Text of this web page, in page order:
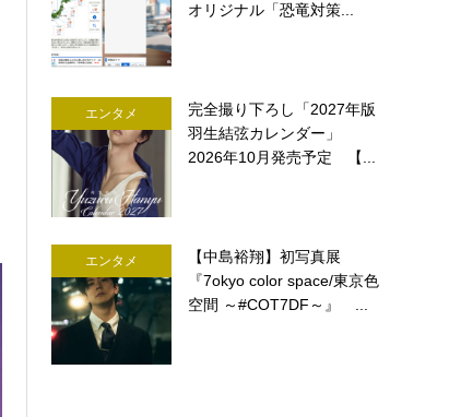
オリジナル「恐竜対策...
エンタメ
完全撮り下ろし「2027年版
羽生結弦カレンダー」
2026年10月発売予定 【...
エンタメ
【中島裕翔】初写真展
『7okyo color space/東京色
空間 ～#COT7DF～』 ...